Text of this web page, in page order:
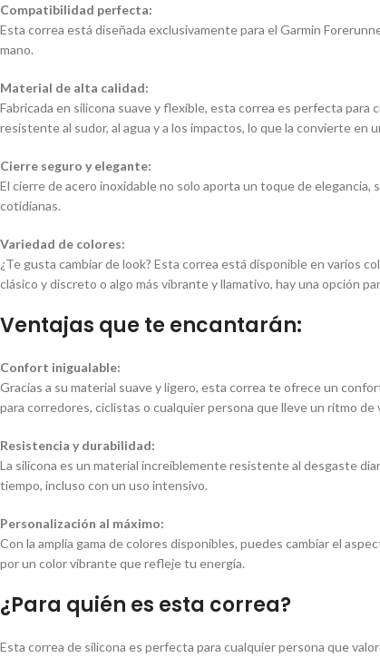
Compatibilidad perfecta:
Esta correa está diseñada exclusivamente para el Garmin
mano.
Material de alta calidad:
Fabricada en silicona suave y flexible, esta correa es perfecta para
resistente al sudor, al agua y a los impactos, lo que la convierte en
Cierre seguro y elegante:
El cierre de acero inoxidable no solo aporta un toque de
cotidianas.
Variedad de colores:
¿Te gusta cambiar de look? Esta correa está disponible en varios
clásico y discreto o algo más vibrante y llamativo, hay una opción
Ventajas que te encantarán:
Confort inigualable:
Gracias a su material suave y ligero, esta correa te ofrece un
para corredores, ciclistas o cualquier persona que lleve un ritmo de
Resistencia y durabilidad:
La silicona es un material increíblemente resistente al desgaste
tiempo, incluso con un uso intensivo.
Personalización al máximo:
Con la amplia gama de colores disponibles, puedes cambiar el
por un color vibrante que refleje tu energía.
¿Para quién es esta correa?
Esta correa de silicona es perfecta para cualquier persona que